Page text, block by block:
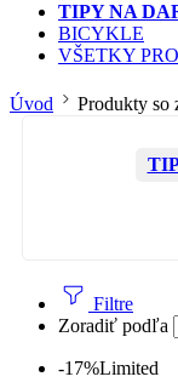
TIPY NA
BICYKLE
VŠETKY
Úvod Produkty so
Filtre
Zoradiť podľa
-17%Limited